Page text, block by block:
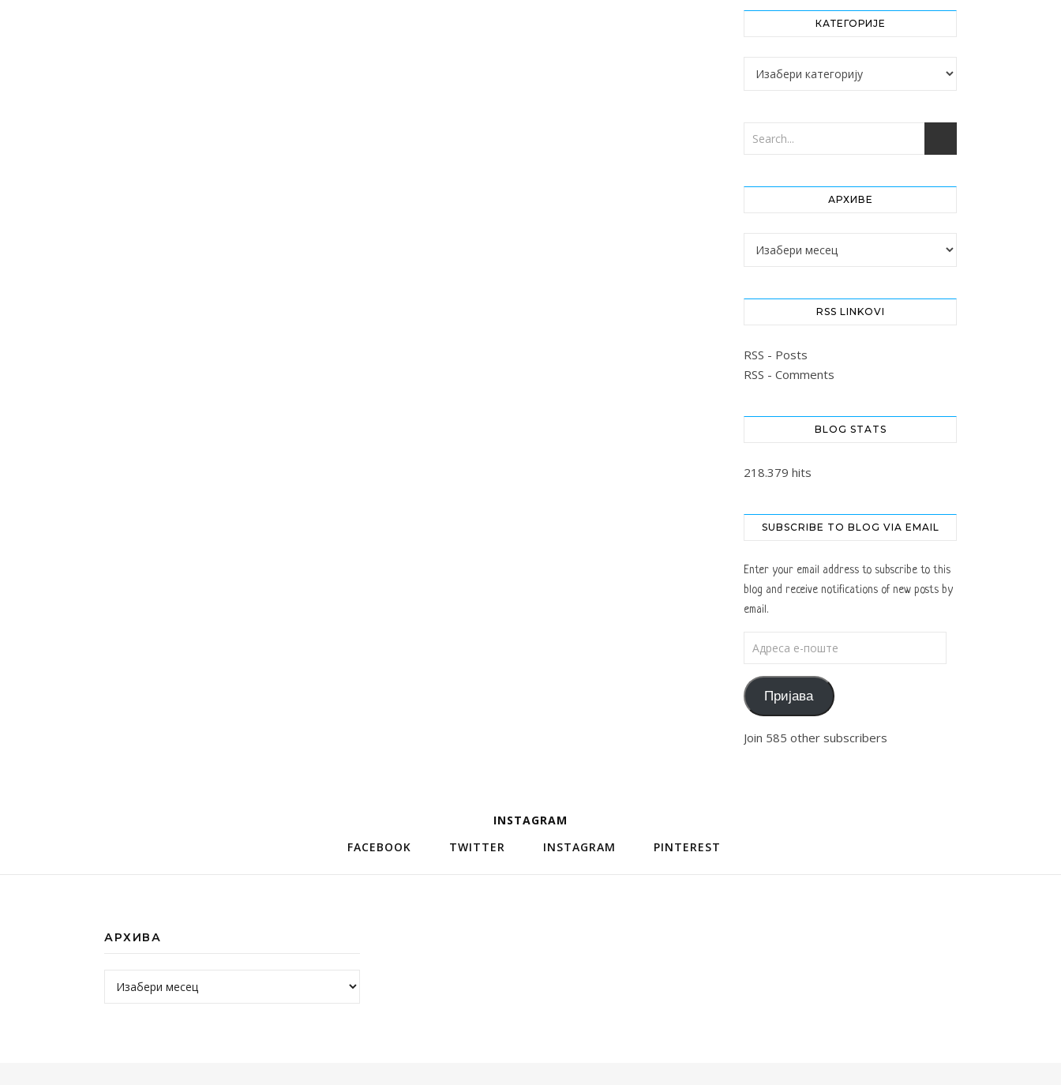
КАТЕГОРИЈЕ
Категорије
АРХИВЕ
Архиве
RSS LINKOVI
RSS - Posts
RSS - Comments
BLOG STATS
218.379 hits
SUBSCRIBE TO BLOG VIA EMAIL
Enter your email address to subscribe to this
blog and receive notifications of new posts by
email.
Пријава
Join 585 other subscribers
INSTAGRAM
FACEBOOK
TWITTER INSTAGRAM PINTEREST
АРХИВА
Архива